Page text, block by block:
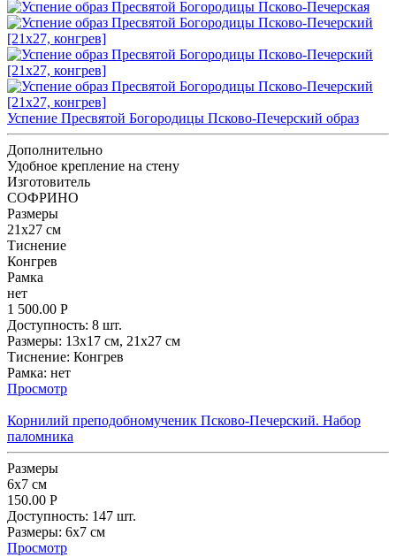
Успение Пресвятой Богородицы Псково-Печерский образ
Дополнительно
Удобное крепление на стену
Изготовитель
СОФРИНО
Размеpы
21x27 см
Тиснение
Конгрев
Рамка
нет
1 500.00 Р
Доступность: 8 шт.
Размеpы: 13x17 см, 21x27 см
Тиснение: Конгрев
Рамка: нет
Просмотр
Корнилий преподобномученик Псково-Печерский. Набор
паломника
Размеpы
6x7 см
150.00 Р
Доступность: 147 шт.
Размеpы: 6x7 см
Просмотр